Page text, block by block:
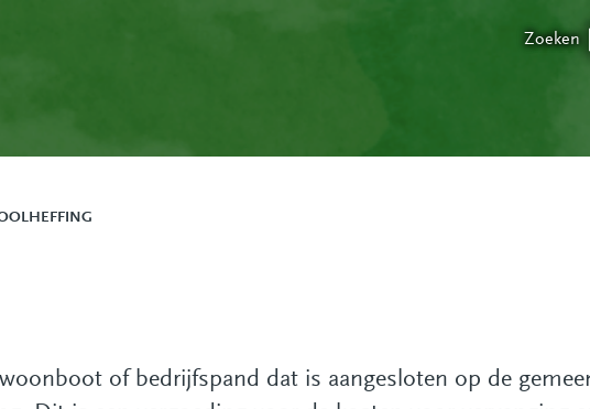
Zoeken
of bedrijfspand dat is aangesloten op de